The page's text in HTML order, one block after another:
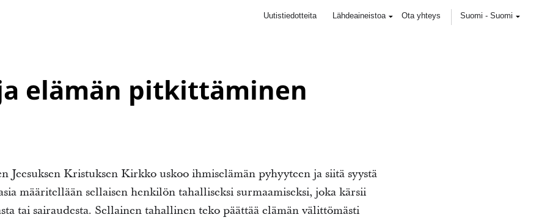
Uutistiedotteita Lähdeaineistoa Ota yhteys Suomi - Suomi
elämän pitkittäminen
Jeesuksen Kristuksen Kirkko uskoo ihmiselämän pyhyyteen ja siitä syystä
määritellään sellaisen henkilön tahalliseksi surmaamiseksi, joka kärsii
tai sairaudesta. Sellainen tahallinen teko päättää elämän välittömästi